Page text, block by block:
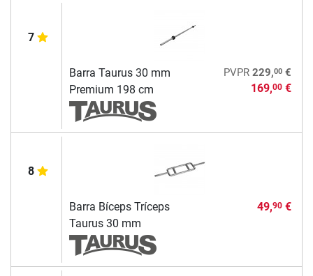
7
Barra Taurus 30 mm
Premium 198 cm
PVPR 229,00€
169,00€
8
Barra Bíceps Tríceps
Taurus 30 mm
49,90€